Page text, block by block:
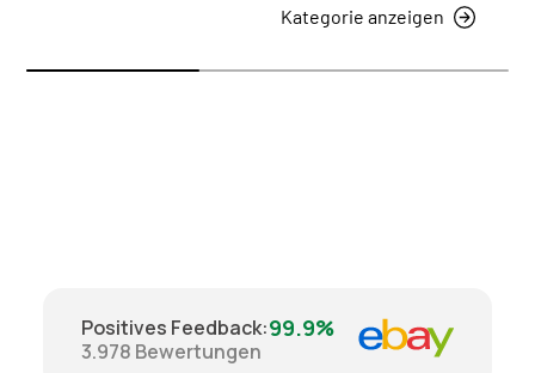
Kategorie anzeigen
Positives Feedback:99.9%
3.978 Bewertungen